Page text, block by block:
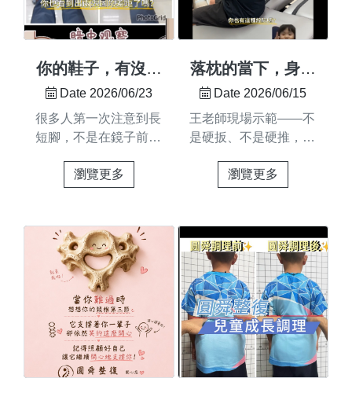
群，提供更細緻的保
養。無論是情侶約會、
親子旅行，還是帶爸媽
來趟孝親之旅，都值得
療癒時光。泡湯療癒身
心，整復放鬆肌群。兩
種享受，一次完成。 ✨
舜整復想了解更多整復
們，讓我們為您介紹服
務內容與服務時間，協
助您安排最適合的放鬆
行程。#圓舜整復 #景
大溫泉山莊 #泡湯旅行
#身體保養 #放鬆日常
置」**像大掃除一樣層
層調理，才能真正找回
身體的平衡🌿 不用等
到身體亮紅燈才重視，
成為您的日常保養專
家！✨ #身體保養 #日
常調理 #圓舜整復 #筋
你的鞋子，有沒有
一邊磨損得特別
Date 2026/06/23
很多人第一次注意到長
短腳，不是在鏡子前
結:https://youtube.com/shorts/0fnE-
底總是一邊先壞，或是
長褲一邊褲管總是拖到
地上。身體很誠實，它
會用各種小細節提醒你
某個地方的重心，悄悄
歪了而真正的關鍵，從
來不是「哪裡先壞」是
整條結構，從上到下
從深到淺怎麼互相牽動
瀏覽更多
落枕的當下，身體
在告訴你什麼？
Date 2026/06/15
王老師現場示範——不
是硬扳、不是硬推，而
到自己變成教材 讓學
員親眼看、親身感受手
法到位，學員當場反映
——脖子舒服多了 #精
準調理 #整復手法 #圓
舜整復 #上課福利 #整
復教學
瀏覽更多